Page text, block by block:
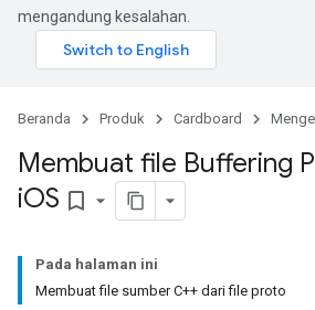
mengandung kesalahan.
Beranda Produk Cardboard
Membuat file Buffering
iOS bookmark_border
Pada halaman ini
Membuat file sumber C++ dari file proto